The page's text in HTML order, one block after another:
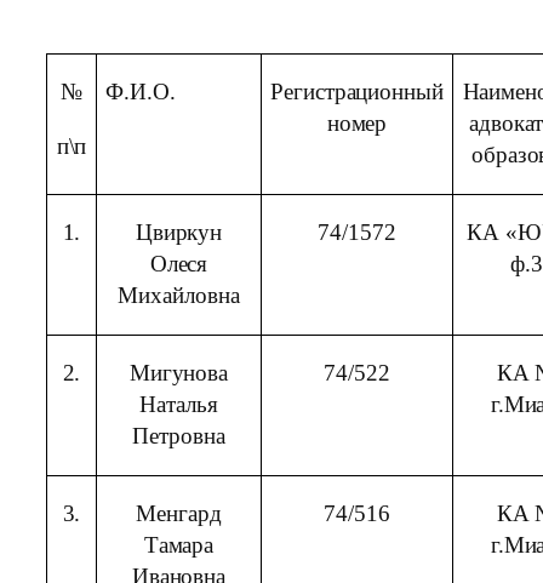
№
п\п
Ф.И.О.
Регистрационный
номер
1.
Цвиркун
Олеся
Михайловна
74/1572
КА
2.
Мигунова
Наталья
Петровна
74/522
КА
3.
Менгард
Тамара
Ивановна
74/516
КА